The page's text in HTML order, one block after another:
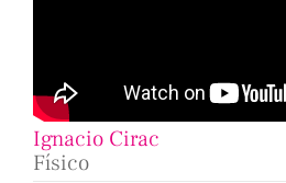
Ignacio Cirac
Físico